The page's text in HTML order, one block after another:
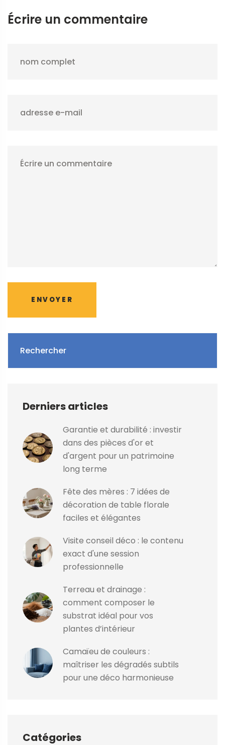
Écrire un commentaire
nom complet
adresse e-mail
Écrire un commentaire
ENVOYER
Rechercher
Derniers articles
Garantie et durabilité : investir
dans des pièces d'or et
d'argent pour un patrimoine
long terme
Fête des mères : 7 idées de
décoration de table florale
faciles et élégantes
Visite conseil déco : le contenu
exact d'une session
professionnelle
Terreau et drainage :
comment composer le
substrat idéal pour vos
plantes d’intérieur
Camaïeu de couleurs :
maîtriser les dégradés subtils
pour une déco harmonieuse
Catégories